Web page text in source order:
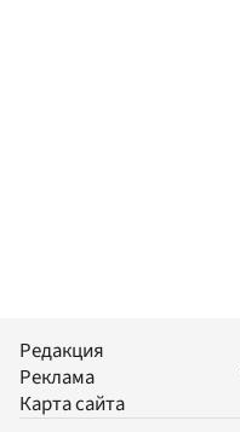
Редакция
Реклама
Карта сайта